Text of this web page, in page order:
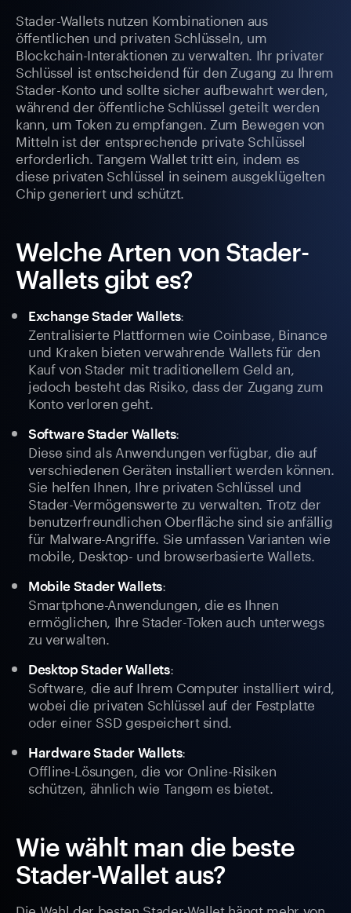
Stader-Wallets nutzen Kombinationen aus
öffentlichen und privaten Schlüsseln, um
Blockchain-Interaktionen zu verwalten. Ihr privater
Schlüssel ist entscheidend für den Zugang zu Ihrem
Stader-Konto und sollte sicher aufbewahrt werden,
während der öffentliche Schlüssel geteilt werden
kann, um Token zu empfangen. Zum Bewegen von
Mitteln ist der entsprechende private Schlüssel
erforderlich. Tangem Wallet tritt ein, indem es
diese privaten Schlüssel in seinem ausgeklügelten
Chip generiert und schützt.
Welche Arten von Stader-
Wallets gibt es?
Exchange Stader Wallets:
Zentralisierte Plattformen wie Coinbase, Binance
und Kraken bieten verwahrende Wallets für den
Kauf von Stader mit traditionellem Geld an,
jedoch besteht das Risiko, dass der Zugang zum
Konto verloren geht.
Software Stader Wallets:
Diese sind als Anwendungen verfügbar, die auf
verschiedenen Geräten installiert werden können.
Sie helfen Ihnen, Ihre privaten Schlüssel und
Stader-Vermögenswerte zu verwalten. Trotz der
benutzerfreundlichen Oberfläche sind sie anfällig
für Malware-Angriffe. Sie umfassen Varianten wie
mobile, Desktop- und browserbasierte Wallets.
Mobile Stader Wallets:
Smartphone-Anwendungen, die es Ihnen
ermöglichen, Ihre Stader-Token auch unterwegs
zu verwalten.
Desktop Stader Wallets:
Software, die auf Ihrem Computer installiert wird,
wobei die privaten Schlüssel auf der Festplatte
oder einer SSD gespeichert sind.
Hardware Stader Wallets:
Offline-Lösungen, die vor Online-Risiken
schützen, ähnlich wie Tangem es bietet.
Wie wählt man die beste
Stader-Wallet aus?